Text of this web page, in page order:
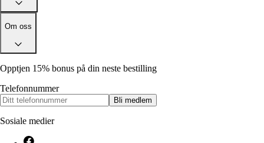
Om oss
Opptjen 15% bonus på din neste bestilling
Telefonnummer
Bli medlem
Sosiale medier